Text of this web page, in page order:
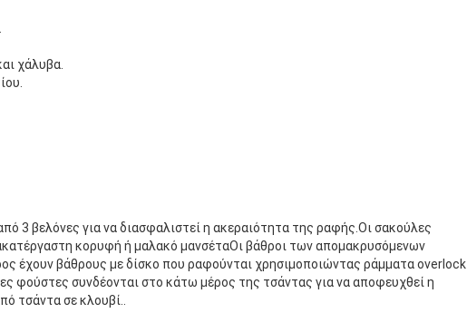
χάλυβα.
3 βελόνες για να διασφαλιστεί η ακεραιότητα της ραφής.Οι σακούλες
κορυφή ή μαλακό μανσέταΟι βάθροι των απομακρυσόμενων
έχουν βάθρους με δίσκο που ραφούνται χρησιμοποιώντας ράμματα overlock
φούστες συνδέονται στο κάτω μέρος της τσάντας για να αποφευχθεί η
τσάντα σε κλουβί..